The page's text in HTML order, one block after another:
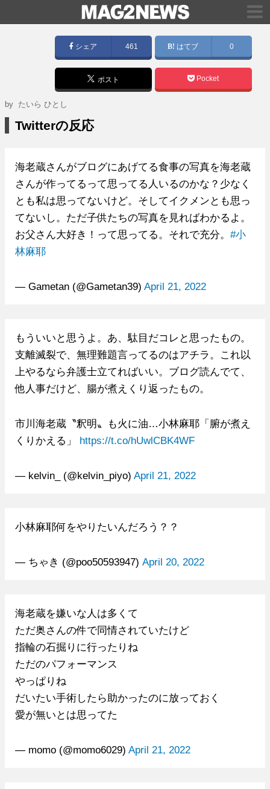
シェア 461 はてブ 0
ポスト Pocket
by たいら ひとし
Twitterの反応
海老蔵さんがブログにあげてる食事の写真を海老蔵
さんが作ってるって思ってる人いるのかな？少なく
とも私は思ってないけど。そしてイクメンとも思っ
てないし。ただ子供たちの写真を見ればわかるよ。
お父さん大好き！って思ってる。それで充分。 #小
林麻耶
— Gametan (@Gametan39) April 21, 2022
もういいと思うよ。あ、駄目だコレと思ったもの。
支離滅裂で、無理難題言ってるのはアチラ。これ以
上やるなら弁護士立てればいい。ブログ読んでて、
他人事だけど、腸が煮えくり返ったもの。
市川海老蔵〝釈明〟も火に油…小林麻耶「腑が煮え
くりかえる」 https://t.co/hUwlCBK4WF
— kelvin_ (@kelvin_piyo) April 21, 2022
小林麻耶何をやりたいんだろう？？
— ちゃき (@poo50593947) April 20, 2022
海老蔵を嫌いな人は多くて
ただ奥さんの件で同情されていたけど
指輪の石掘りに行ったりね
ただのパフォーマンス
やっぱりね
だいたい手術したら助かったのに放っておく
愛が無いとは思ってた
— momo (@momo6029) April 21, 2022